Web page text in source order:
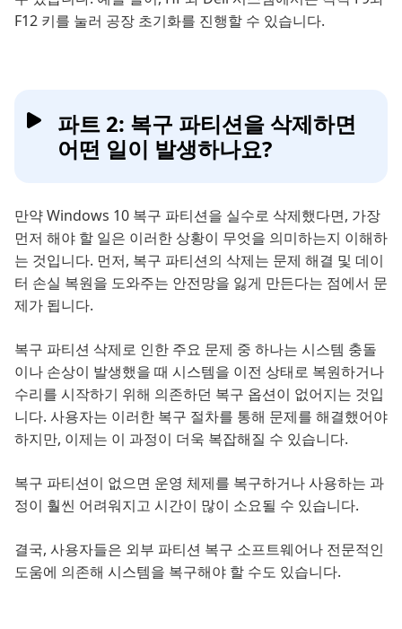
F12 키를 눌러 공장 초기화를 진행할 수 있습니다.
파트 2: 복구 파티션을 삭제하면
어떤 일이 발생하나요?
만약 Windows 10 복구 파티션을 실수로 삭제했다면, 가장
먼저 해야 할 일은 이러한 상황이 무엇을 의미하는지 이해하
는 것입니다. 먼저, 복구 파티션의 삭제는 문제 해결 및 데이
터 손실 복원을 도와주는 안전망을 잃게 만든다는 점에서 문
제가 됩니다.
복구 파티션 삭제로 인한 주요 문제 중 하나는 시스템 충돌
이나 손상이 발생했을 때 시스템을 이전 상태로 복원하거나
수리를 시작하기 위해 의존하던 복구 옵션이 없어지는 것입
니다. 사용자는 이러한 복구 절차를 통해 문제를 해결했어야
하지만, 이제는 이 과정이 더욱 복잡해질 수 있습니다.
복구 파티션이 없으면 운영 체제를 복구하거나 사용하는 과
정이 훨씬 어려워지고 시간이 많이 소요될 수 있습니다.
결국, 사용자들은 외부 파티션 복구 소프트웨어나 전문적인
도움에 의존해 시스템을 복구해야 할 수도 있습니다.